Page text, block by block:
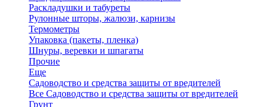
Раскладушки и табуреты
Рулонные шторы, жалюзи, карнизы
Термометры
Упаковка (пакеты, пленка)
Шнуры, веревки и шпагаты
Прочие
Еще
Садоводство и средства защиты от вредителей
Все Садоводство и средства защиты от вредителей
Грунт